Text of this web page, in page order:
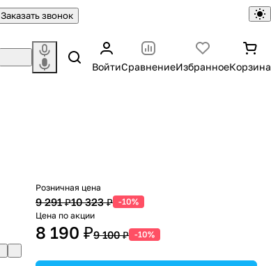
Заказать звонок
ВойтиСравнениеИзбранноеКорзина
Розничная цена
9 291 ₽10 323 ₽ -10%
Цена по акции
8 190 ₽9 100 ₽ -10%